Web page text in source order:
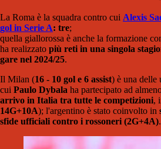
La Roma è la squadra contro cui Alexis
gol in Serie A: tre;
quella giallorossa è anche la formazione
ha realizzato più reti in una singola
gare nel 2024/25.
Il Milan (16 - 10 gol e 6 assist) è una delle
cui Paulo Dybala ha partecipato ad
arrivo in Italia tra tutte le competizioni,
14G+10A); l'argentino è stato coinvolto in
sfide ufficiali contro i rossoneri (2G+4A).